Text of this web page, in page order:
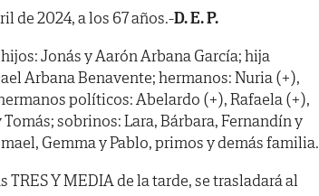
de 2024, a los 67 años.-D. E. P.
Jonás y Aarón Arbana García; hija
Arbana Benavente; hermanos: Nuria (+),
políticos: Abelardo (+), Rafaela (+),
sobrinos: Lara, Bárbara, Fernandín y
Gemma y Pablo, primos y demás familia.
TRES Y MEDIA de la tarde, se trasladará al